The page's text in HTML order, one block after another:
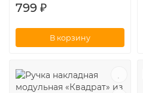
799 ₽
В корзину